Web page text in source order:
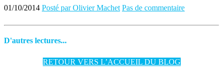
01/10/2014 Posté par Olivier Machet Pas de commentaire
D'autres lectures...
RETOUR VERS L’ACCUEIL DU BLOG